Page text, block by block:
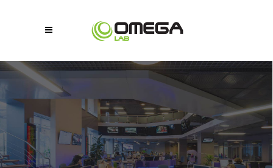
Proteggere, mantenere e migliorare i sistemi
informatici
Supporto IT
predittivo